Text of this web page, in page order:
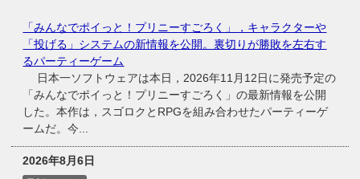
「みんなでポイっと！プリニーすごろく」，キャラクターや
「投げる」システムの新情報を公開。裏切りが勝敗を左右す
るパーティーゲーム
日本一ソフトウェアは本日，2026年11月12日に発売予定の
「みんなでポイっと！プリニーすごろく」の最新情報を公開
した。本作は，スゴロクとRPGを組み合わせたパーティーゲ
ームだ。今...
2026年8月6日